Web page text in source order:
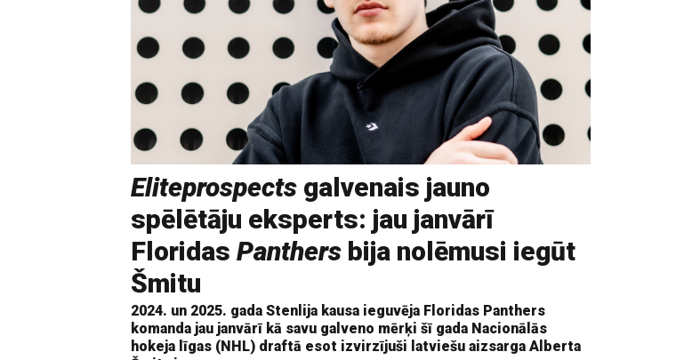
Eliteprospects galvenais jauno
spēlētāju eksperts: jau janvārī
Floridas Panthers bija nolēmusi iegūt
Šmitu
2024. un 2025. gada Stenlija kausa ieguvēja Floridas Panthers
komanda jau janvārī kā savu galveno mērķi šī gada Nacionālās
hokeja līgas (NHL) draftā esot izvirzījuši latviešu aizsarga Alberta